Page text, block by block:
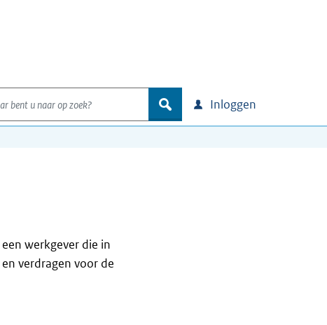
bent u naar op zoek?
zoek Inloggen
werkgever die in
verdragen voor de